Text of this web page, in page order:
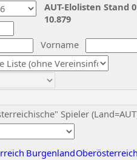
Vorname
Spieler
BurgenlandOberösterreich
AUT-Elolisten Stand
10.879